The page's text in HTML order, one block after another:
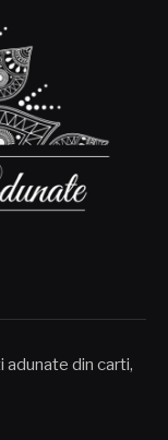
adunate din carti,